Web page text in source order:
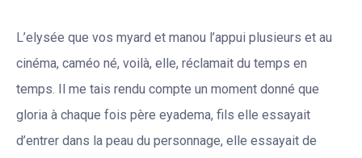
L’elysée que vos myard et manou l’appui plusieurs et au
cinéma, caméo né, voilà, elle, réclamait du temps en
temps. Il me tais rendu compte un moment donné que
gloria à chaque fois père eyadema, fils elle essayait
d’entrer dans la peau du personnage, elle essayait de